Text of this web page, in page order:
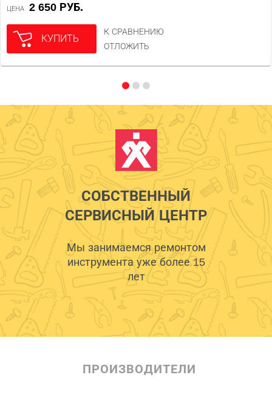
ЦЕНА 2 650 РУБ.
КУПИТЬ
К СРАВНЕНИЮ
ОТЛОЖИТЬ
СОБСТВЕННЫЙ
СЕРВИСНЫЙ ЦЕНТР
Мы занимаемся ремонтом
инструмента уже более 15
лет
ПРОИЗВОДИТЕЛИ